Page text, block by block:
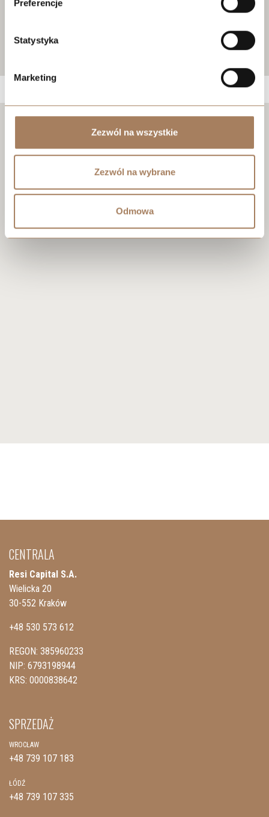
Preferencje
Statystyka
Marketing
Zezwól na wszystkie
Zezwól na wybrane
Odmowa
Negocjuj cenę
CENTRALA
Resi Capital S.A.
Wielicka 20
30-552 Kraków
+48 530 573 612
REGON: 385960233
NIP: 6793198944
KRS: 0000838642
SPRZEDAŻ
WROCŁAW
+48 739 107 183
ŁÓDŹ
+48 739 107 335